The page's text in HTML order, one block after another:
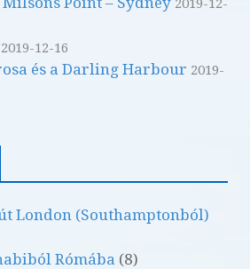
2019-12-
2019-12-16
és a Darling Harbour 2019-
London (Southamptonból)
Rómába (8)